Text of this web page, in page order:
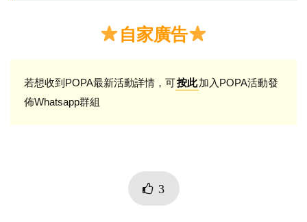
自家廣告
若想收到POPA最新活動詳情，可按此加入POPA活動發
佈Whatsapp群組
3